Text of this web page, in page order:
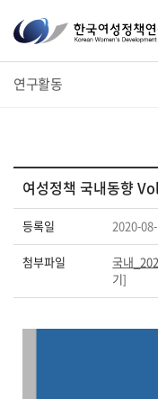
한
국
여
연
구
원
Korean
Women's
Institute
연구활동
여성정책 국내동향
등록일 2020-
첨부파일 국내
기]